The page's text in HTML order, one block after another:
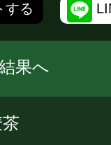
する
果へ